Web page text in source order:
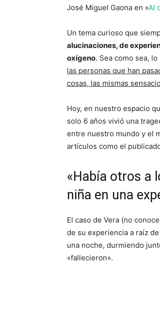
José Miguel Gaona en «Al
Un tema curioso que
alucinaciones, de
oxígeno. Sea como sea,
las personas que han
cosas, las mismas
Hoy, en nuestro espacio
solo 6 años vivió una
entre nuestro mundo y el
artículos como el
«Había otros a
niña en una
El caso de Vera (no
de su experiencia a raíz
una noche, durmiendo
«fallecieron».